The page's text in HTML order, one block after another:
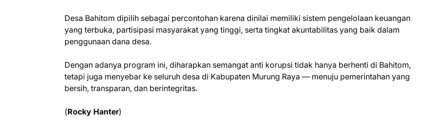
Desa Bahitom dipilih sebagai percontohan karena dinilai memiliki sistem pengelolaan keuangan
yang terbuka, partisipasi masyarakat yang tinggi, serta tingkat akuntabilitas yang baik dalam
penggunaan dana desa.
Dengan adanya program ini, diharapkan semangat anti korupsi tidak hanya berhenti di Bahitom,
tetapi juga menyebar ke seluruh desa di Kabupaten Murung Raya — menuju pemerintahan yang
bersih, transparan, dan berintegritas.
(Rocky Hanter)